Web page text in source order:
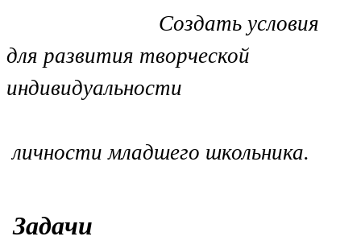
Создать условия
для развития творческой
индивидуальности
личности младшего школьника.
Задачи